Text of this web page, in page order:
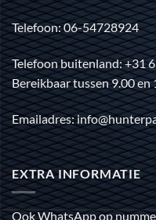
Telefoon: 06-54728924
Telefoon buitenland: +31
Bereikbaar tussen 9.00
Emailadres:
EXTRA INFORMATIE
Ook WhatsApp op